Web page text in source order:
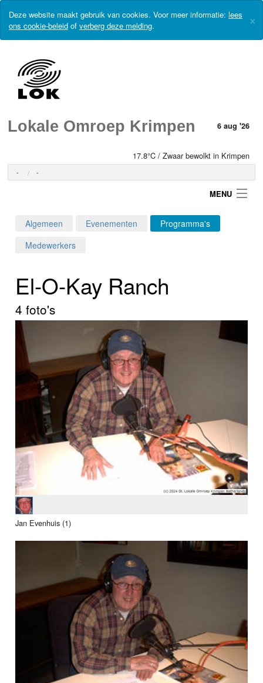
Deze website maakt gebruik van cookies. Voor meer informatie: lees
ons cookie-beleid of verberg deze melding. ×
Lokale Omroep Krimpen 6 aug '26
17.8°C / Zwaar bewolkt in Krimpen
- -
MENU
Programma's
Nieuws
Foto's
Video
Webcam
Info
Algemeen Evenementen
Programma's
Medewerkers
El-O-Kay Ranch
4 foto's
Jan Evenhuis (1)